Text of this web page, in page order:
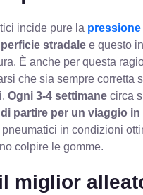
incide pure la
stradale e questo
È anche per questa
che sia sempre
Ogni 3-4 settimane circa
partire per un viaggio in
in condizioni
colpire le gomme.
miglior